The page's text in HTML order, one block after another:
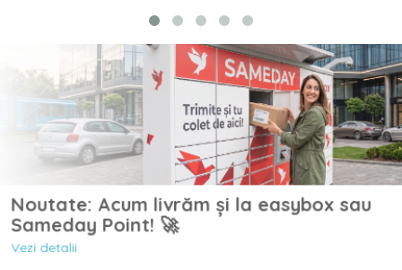
Noutate: Acum livrăm și la easybox sau
Sameday Point! 🚀
Vezi detalii